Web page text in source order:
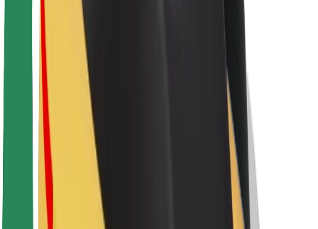
Smjernice za brend
Misija
Odnosi s investitorima
Vodstvo
Urban Fund
Sigurnost
Sigurnost korisnika